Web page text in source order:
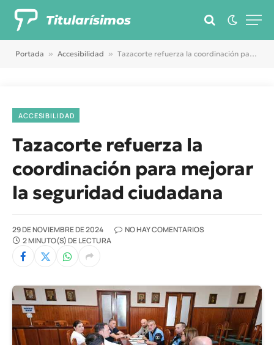
Titularísimos
Portada » Accesibilidad » Tazacorte refuerza la coordinación para mejorar la seguridad ciudadana
ACCESIBILIDAD
Tazacorte refuerza la
coordinación para mejorar
la seguridad ciudadana
29 DE NOVIEMBRE DE 2024
NO HAY COMENTARIOS
2 MINUTO(S) DE LECTURA